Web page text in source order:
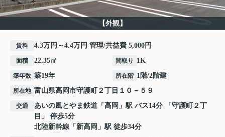
【外観】
賃料 4.3万円～4.4万円 管理/共益費 5,000円
面積 22.35㎡ 間取り 1K
築年数 築19年 所在階 1階/2階建
所在地 富山県高岡市守護町 ２丁目１０－５９
交通 あいの風とやま鉄道 「 高岡 」駅 バス14分 「守護町２丁
目」 停歩5分
北陸新幹線 「 新高岡 」駅 徒歩34分